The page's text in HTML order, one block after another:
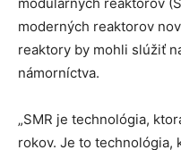
moderných reaktorov
reaktory by mohli slúžiť
námorníctva.
„SMR je technológia,
rokov. Je to technológia,